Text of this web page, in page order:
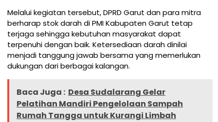
Melalui kegiatan tersebut, DPRD Garut dan para mitra
berharap stok darah di PMI Kabupaten Garut tetap
terjaga sehingga kebutuhan masyarakat dapat
terpenuhi dengan baik. Ketersediaan darah dinilai
menjadi tanggung jawab bersama yang memerlukan
dukungan dari berbagai kalangan.
Baca Juga : Desa Sudalarang Gelar
Pelatihan Mandiri Pengelolaan Sampah
Rumah Tangga untuk Kurangi Limbah